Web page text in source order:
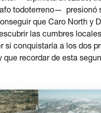
todoterreno— presionó
que Caro North y
las cumbres
si conquistaría a los dos
que recordar de esta